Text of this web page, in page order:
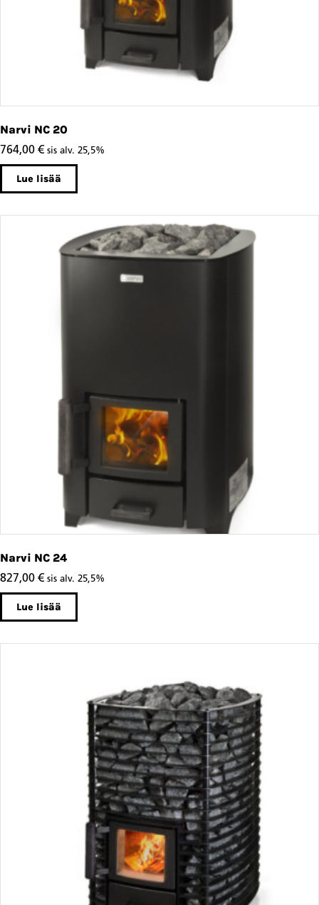
Narvi NC 20
764,00 € sis alv. 25,5%
Lue lisää
Narvi NC 24
827,00 € sis alv. 25,5%
Lue lisää